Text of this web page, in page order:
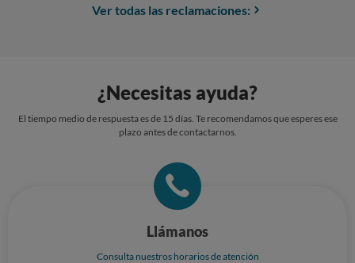
Ver todas las reclamaciones:
¿Necesitas ayuda?
El tiempo medio de respuesta es de 15 días. Te recomendamos que esperes ese
plazo antes de contactarnos.
Llámanos
Consulta nuestros horarios de atención